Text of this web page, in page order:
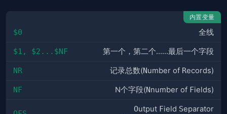
内置变量
$0 全线
$1, $2...$NF 第一个，第二个……最后一个字段
NR 记录总数(Number of Records)
NF N个字段(Nnumber of Fields)
Output Field Separator